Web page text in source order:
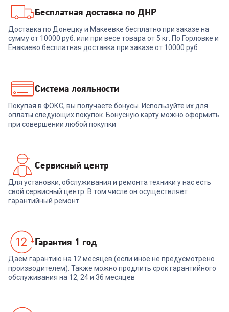
Мобильный телефон MAXVI
K18 Black
1 199₽
В корзину
Бесплатная доставка по ДНР
Доставка по Донецку и Макеевке бесплатно при заказе на
сумму от 10000 руб. или при весе товара от 5 кг. По Горловке и
Енакиево бесплатная доставка при заказе от 10000 руб
Система лояльности
Покупая в ФОКС, вы получаете бонусы. Используйте их для
оплаты следующих покупок. Бонусную карту можно оформить
при совершении любой покупки
Сервисный центр
Для установки, обслуживания и ремонта техники у нас есть
свой сервисный центр. В том числе он осуществляет
гарантийный ремонт
Гарантия 1 год
Даем гарантию на 12 месяцев (если иное не предусмотрено
производителем). Также можно продлить срок гарантийного
обслуживания на 12, 24 и 36 месяцев